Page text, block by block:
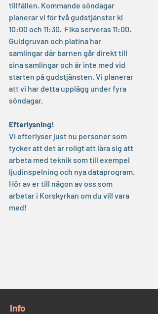
tillfällen. Kommande söndagar
planerar vi för två gudstjänster kl
10:00 och 11:30.  Fika serveras 11:00.
Guldgruvan och platina har
samlingar där barnen går direkt till
sina samlingar och är inte med vid
starten på gudstjänsten. Vi planerar
att vi har detta upplägg under fyra
söndagar.
Efterlysning!
Vi efterlyser just nu personer som
tycker att det är roligt att lära sig att
arbeta med teknik som till exempel
ljudinspelning och nya dataprogram.
Hör av er till någon av oss som
arbetar i Korskyrkan om du vill vara
med!
​Info